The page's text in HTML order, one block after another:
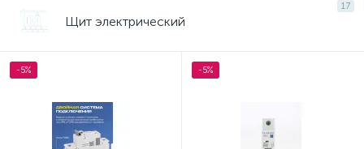
17
Щит электрический
-5% -5%